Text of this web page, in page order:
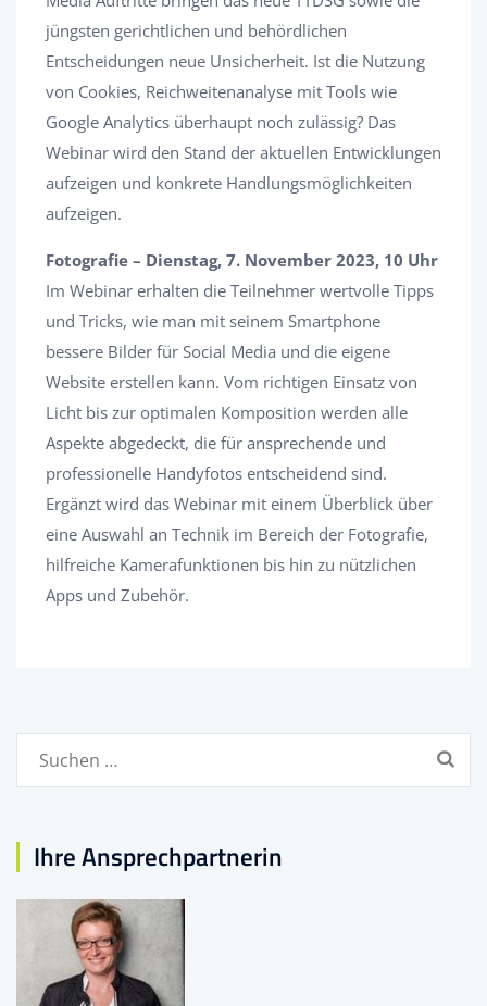
jüngsten gerichtlichen und behördlichen
Entscheidungen neue Unsicherheit. Ist die Nutzung
von Cookies, Reichweitenanalyse mit Tools wie
Google Analytics überhaupt noch zulässig? Das
Webinar wird den Stand der aktuellen Entwicklungen
aufzeigen und konkrete Handlungsmöglichkeiten
aufzeigen.
Fotografie – Dienstag, 7. November 2023, 10 Uhr
Im Webinar erhalten die Teilnehmer wertvolle Tipps
und Tricks, wie man mit seinem Smartphone
bessere Bilder für Social Media und die eigene
Website erstellen kann. Vom richtigen Einsatz von
Licht bis zur optimalen Komposition werden alle
Aspekte abgedeckt, die für ansprechende und
professionelle Handyfotos entscheidend sind.
Ergänzt wird das Webinar mit einem Überblick über
eine Auswahl an Technik im Bereich der Fotografie,
hilfreiche Kamerafunktionen bis hin zu nützlichen
Apps und Zubehör.
Suchen
Ihre Ansprechpartnerin